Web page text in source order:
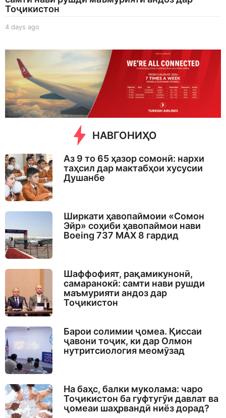
Тоҷикистон
4 days ago
g
o
НАВГОНИҲО
Аз 9 то 65 ҳазор сомонӣ: нархи
таҳсил дар мактабҳои хусусии
Душанбе
Ширкати ҳавопаймоии «Сомон
Эйр» соҳиби ҳавопаймои нави
Boeing 737 MAX 8 гардид
Шаффофият, рақамикунонӣ,
самаранокӣ: самти нави рушди
маъмурияти андоз дар
Тоҷикистон
Барои солимии ҷомеа. Қиссаи
ҷавони тоҷик, ки дар Олмон
нутритсиология меомӯзад
На баҳс, балки муколама: чаро
Тоҷикистон ба гуфтугӯи давлат ва
ҷомеаи шаҳрвандӣ ниёз дорад?